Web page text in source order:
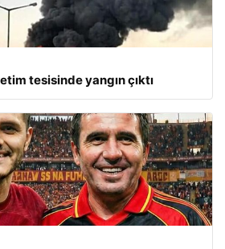
tesisinde yangın çıktı